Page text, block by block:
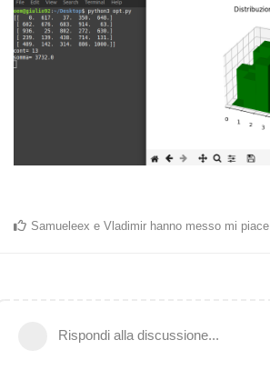
Samueleex e Vladimir hanno messo mi piace
Rispondi alla discussione...